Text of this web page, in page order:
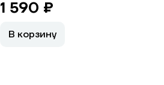
1 590 ₽
В корзину